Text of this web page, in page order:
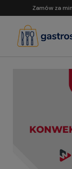
Zamów za